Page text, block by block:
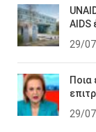
AIDS
29/
Ποια
29/